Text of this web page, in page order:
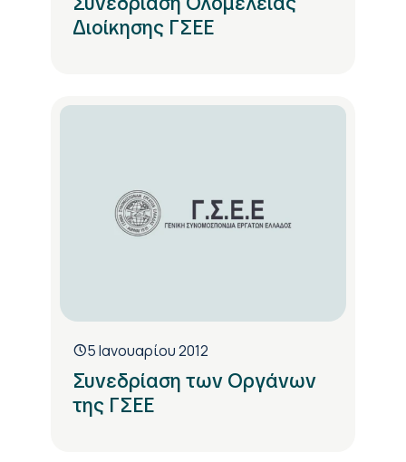
Διοίκησης ΓΣΕΕ
5 Ιανουαρίου 2012
Συνεδρίαση των Οργάνων
της ΓΣΕΕ